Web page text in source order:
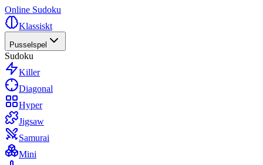
Online Sudoku
Klassiskt
Pusselspel
Sudoku
Killer
Diagonal
Hyper
Jigsaw
Samurai
Mini